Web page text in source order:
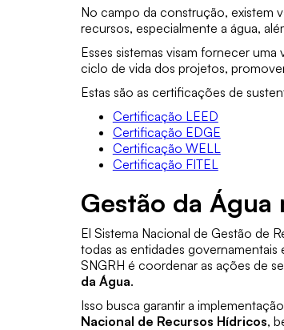
No campo da construção, existem
recursos, especialmente a água,
Esses sistemas visam fornecer
ciclo de vida dos projetos,
Estas são as certificações de
Certificação LEED
Certificação EDGE
Certificação WELL
Certificação FITEL
Gestão da Água
El Sistema Nacional de Gestão de
todas as entidades
SNGRH é coordenar as ações de
da Água.
Isso busca garantir a
Nacional de Recursos Hídricos,